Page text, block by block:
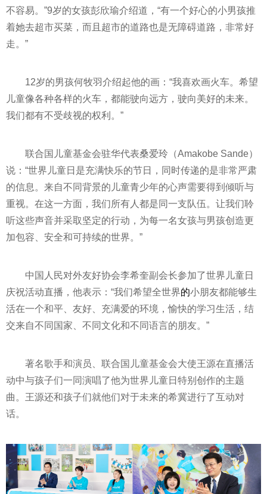
不容易。”9岁的女孩彭欣瑜介绍道，“有一个好心的小男孩推
着她去超市买菜，而且超市的道路也是无障碍道路，非常好
走。”
12岁的男孩何牧羽介绍起他的画：“我喜欢画火车。希望
儿童像各种各样的火车，都能驶向远方，驶向美好的未来。
我们都有不受歧视的权利。”
联合国儿童基金会驻华代表桑爱玲（Amakobe Sande）
说：“世界儿童日是充满快乐的节日，同时传递的是非常严肃
的信息。来自不同背景的儿童青少年的心声需要得到倾听与
重视。在这一方面，我们所有人都是同一支队伍。让我们聆
听这些声音并采取坚定的行动，为每一名女孩与男孩创造更
加包容、安全和可持续的世界。”
中国人民对外友好协会李希奎副会长参加了世界儿童日
庆祝活动直播，他表示：“我们希望全世界的小朋友都能够生
活在一个和平 、友好、充满爱的环境，愉快的学习生活，结
交来自不同 国家 、不同文化和不同语言的朋友。”
著名歌手和演员、联合国儿童基金会大使王源在直播活
动中与孩子们一同演唱了他为世界儿童日特别创作的主题
曲。王源还和孩子们就他们对于未来的希冀进行了互动对
话。